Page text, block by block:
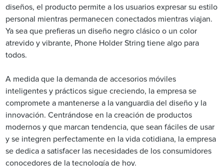
diseños, el producto permite a los usuarios expresar su estilo
personal mientras permanecen conectados mientras viajan.
Ya sea que prefieras un diseño negro clásico o un color
atrevido y vibrante, Phone Holder String tiene algo para
todos.
A medida que la demanda de accesorios móviles
inteligentes y prácticos sigue creciendo, la empresa se
compromete a mantenerse a la vanguardia del diseño y la
innovación. Centrándose en la creación de productos
modernos y que marcan tendencia, que sean fáciles de usar
y se integren perfectamente en la vida cotidiana, la empresa
se dedica a satisfacer las necesidades de los consumidores
conocedores de la tecnología de hoy.